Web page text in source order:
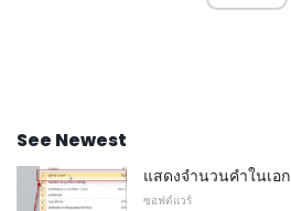
See Newest
แสดงจำนวนคำในเอ
ซอฟต์แวร์